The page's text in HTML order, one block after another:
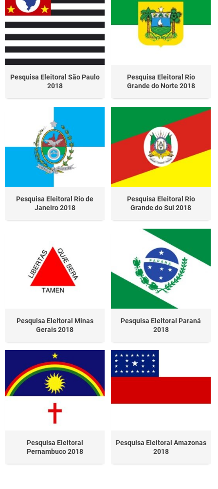
Pesquisa Eleitoral São Paulo
2018
Pesquisa Eleitoral Rio
Grande do Norte 2018
Pesquisa Eleitoral Rio de
Janeiro 2018
Pesquisa Eleitoral Rio
Grande do Sul 2018
Pesquisa Eleitoral Minas
Gerais 2018
Pesquisa Eleitoral Paraná
2018
Pesquisa Eleitoral
Pernambuco 2018
Pesquisa Eleitoral Amazonas
2018